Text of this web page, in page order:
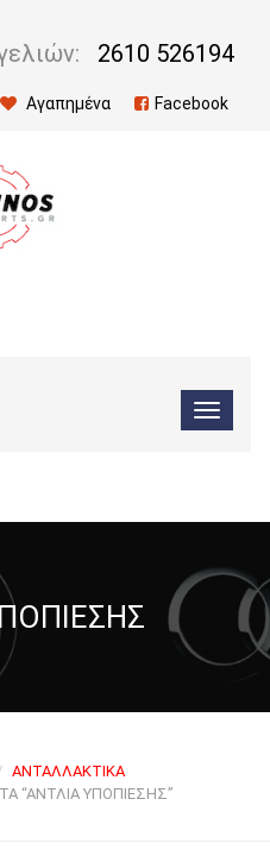
2610 526194
Αγαπημένα Facebook
ΑΝΤΑΛΛΑΚΤΙΚΆ
“ΑΝΤΛΊΑ ΥΠΟΠΊΕΣΗΣ”